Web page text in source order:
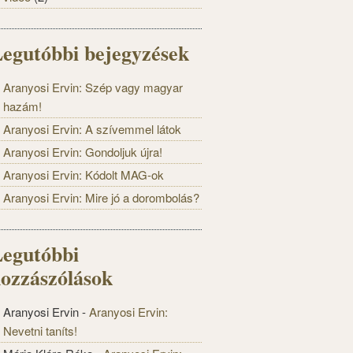
bejegyzések
Aranyosi Ervin: Szép vagy magyar
hazám!
Aranyosi Ervin: A szívemmel látok
Aranyosi Ervin: Gondoljuk újra!
Aranyosi Ervin: Kódolt MAG-ok
Aranyosi Ervin: Mire jó a dorombolás?
Aranyosi Ervin-Aranyosi Ervin:
Nevetni taníts!